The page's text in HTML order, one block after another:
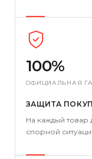
100%
ОФИЦИАЛЬНАЯ
ЗАЩИТА
На каждый товар
спорной